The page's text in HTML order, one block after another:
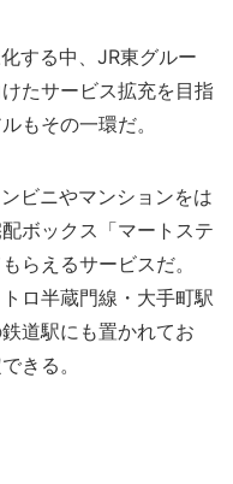
する中、JR東グルー
たサービス拡充を目指
もその一環だ。
ビニやマンションをは
ボックス「マートステ
らえるサービスだ。
ロ半蔵門線・大手町駅
道駅にも置かれてお
きる。